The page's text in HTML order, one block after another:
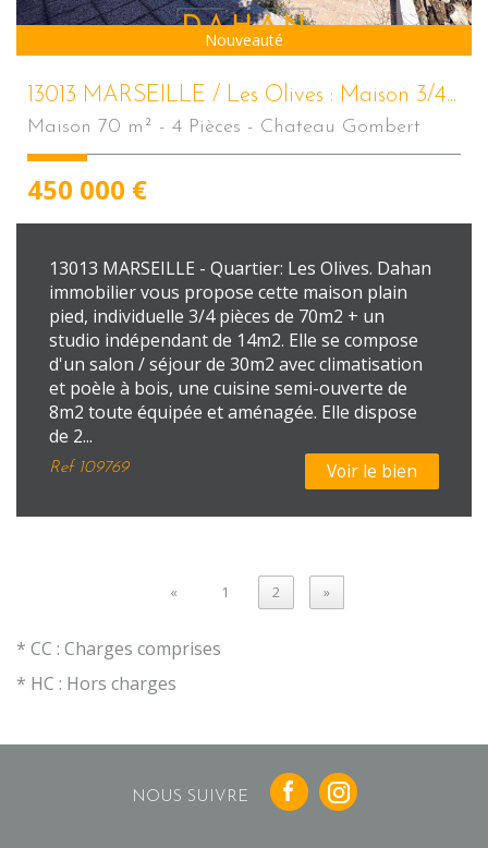
Nouveauté
13013 MARSEILLE / Les Olives : Maison 3/4...
Maison 70 m² - 4 Pièces - Chateau Gombert
450 000 €
13013 MARSEILLE - Quartier: Les Olives. Dahan
immobilier vous propose cette maison plain
pied, individuelle 3/4 pièces de 70m2 + un
studio indépendant de 14m2. Elle se compose
d'un salon / séjour de 30m2 avec climatisation
et poèle à bois, une cuisine semi-ouverte de
8m2 toute équipée et aménagée. Elle dispose
de 2...
Ref109769 Voir le bien
« 1 2 »
* CC : Charges comprises
* HC : Hors charges
NOUS SUIVRE